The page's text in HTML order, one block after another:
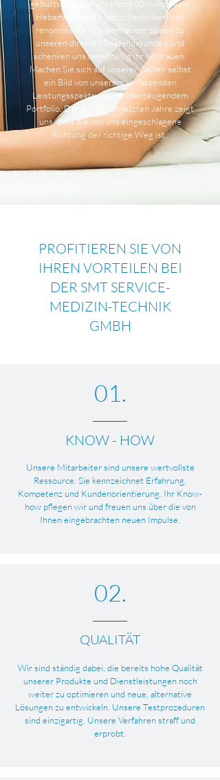
geburtshilflicher Abteilung (Gynäkologen,
Hebammen und Medizintechniker) und
renommierte Krankenhäuser zählen zu
unseren direkten Bestandskunden und
schenken uns regelmäßig ihr Vertrauen.
Machen Sie sich auf unseren Seiten selbst
ein Bild von unserem umfassenden
Leistungsspektrum und überzeugendem
Portfolio. Der Erfolg der letzten Jahre zeigt
uns, dass die von uns eingeschlagene
Richtung der richtige Weg ist.
PROFITIEREN SIE VON
IHREN VORTEILEN BEI
DER SMT SERVICE-
MEDIZIN-TECHNIK
GMBH
01.
KNOW - HOW
Unsere Mitarbeiter sind unsere wertvollste
Ressource. Sie kennzeichnet Erfahrung,
Kompetenz und Kundenorientierung. Ihr Know-
how pflegen wir und freuen uns über die von
Ihnen eingebrachten neuen Impulse.
02.
QUALITÄT
Wir sind ständig dabei, die bereits hohe Qualität
unserer Produkte und Dienstleistungen noch
weiter zu optimieren und neue, alternative
Lösungen zu entwickeln. Unsere Testprozeduren
sind einzigartig. Unsere Verfahren straff und
erprobt.